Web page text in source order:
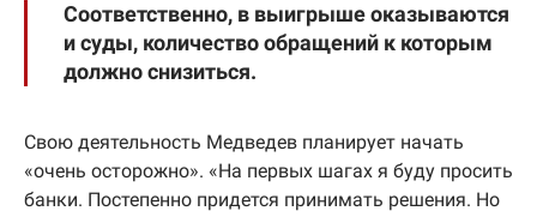
Соответственно, в выигрыше оказываются
и суды, количество обращений к которым
должно снизиться.
Свою деятельность Медведев планирует начать
«очень осторожно». «На первых шагах я буду просить
банки. Постепенно придется принимать решения. Но